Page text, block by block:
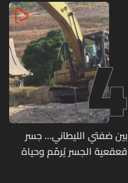
4
بين ضفتي الليطاني... جسر
قعقعية الجسر يُرمّم وحياة